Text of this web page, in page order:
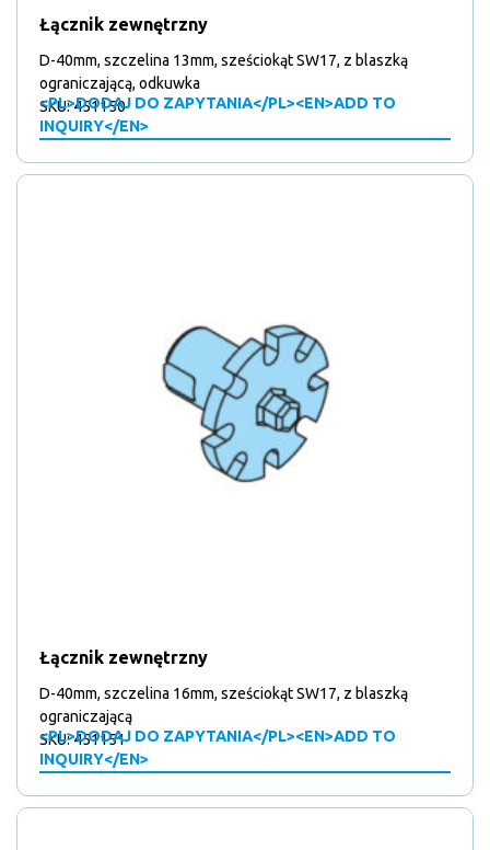
Łącznik zewnętrzny
D-40mm, szczelina 13mm, sześciokąt SW17, z blaszką
ograniczającą, odkuwka
<PL>DODAJ DO ZAPYTANIA</PL><EN>ADD TO
INQUIRY</EN>
SKU: 451150
Łącznik zewnętrzny
D-40mm, szczelina 16mm, sześciokąt SW17, z blaszką
ograniczającą
<PL>DODAJ DO ZAPYTANIA</PL><EN>ADD TO
INQUIRY</EN>
SKU: 451151